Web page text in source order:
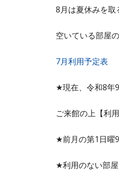
8月は夏休みを取
空いている部屋
7月利用予定表
★現在、令和8年
ご来館の上【利
★前月の第1日曜
★利用のない部屋